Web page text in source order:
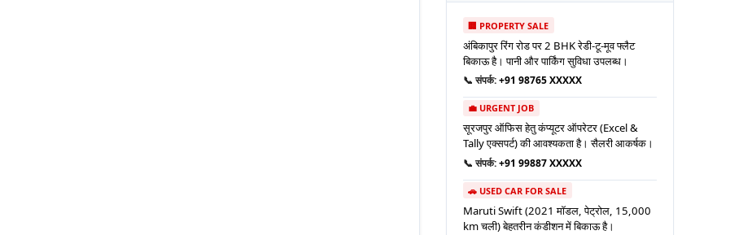
🏢 PROPERTY SALE
अंबिकापुर रिंग रोड पर 2 BHK रेडी-टू-मूव फ्लैट
बिकाऊ है। पानी और पार्किंग सुविधा उपलब्ध।
📞 संपर्क:+91 98765 XXXXX
💼 URGENT JOB
सूरजपुर ऑफिस हेतु कंप्यूटर ऑपरेटर (Excel &
Tally एक्सपर्ट) की आवश्यकता है। सैलरी आकर्षक।
📞 संपर्क:+91 99887 XXXXX
🚗 USED CAR FOR SALE
Maruti Swift (2021 मॉडल, पेट्रोल, 15,000
km चली) बेहतरीन कंडीशन में बिकाऊ है।